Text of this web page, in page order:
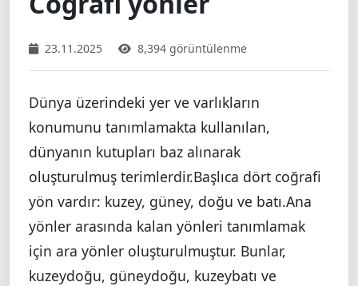
23.11.2025 8,394 görüntülenme
Dünya üzerindeki yer ve varlıkların
konumunu tanımlamakta kullanılan,
dünyanın kutupları baz alınarak
oluşturulmuş terimlerdir.Başlıca dört coğrafi
yön vardır: kuzey, güney, doğu ve batı.Ana
yönler arasında kalan yönleri tanımlamak
için ara yönler oluşturulmuştur. Bunlar,
kuzeydoğu, güneydoğu, kuzeybatı ve